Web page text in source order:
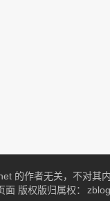
的作者无关，不对其
版权版归属权：